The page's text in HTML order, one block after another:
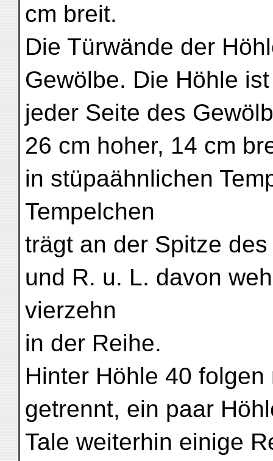
cm breit.
Die Türwände der
Gewölbe. Die Höhle
jeder Seite des
26 cm hoher, 14 cm
in stüpaähnlichen
Tempelchen
trägt an der Spitze
und R. u. L. davon
vierzehn
in der Reihe.
Hinter Höhle 40
getrennt, ein paar
Tale weiterhin einige